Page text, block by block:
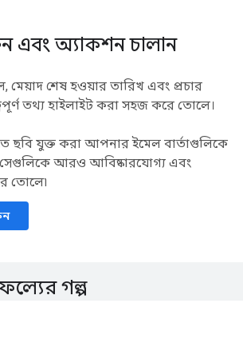
এবং অ্যাকশন চালান
মেয়াদ শেষ হওয়ার তারিখ এবং প্রচার
তথ্য হাইলাইট করা সহজ করে তোলে।
ছবি যুক্ত করা আপনার ইমেল বার্তাগুলিকে
আরও আবিষ্কারযোগ্য এবং
তোলে৷
গল্প